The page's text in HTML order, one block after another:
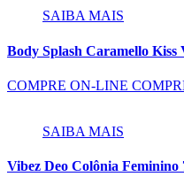
SAIBA MAIS
Body Splash Caramello Kiss
COMPRE ON-LINE
SAIBA MAIS
Vibez Deo Colônia Feminino